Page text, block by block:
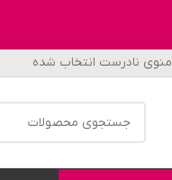
منوی نادرست انتخاب شده